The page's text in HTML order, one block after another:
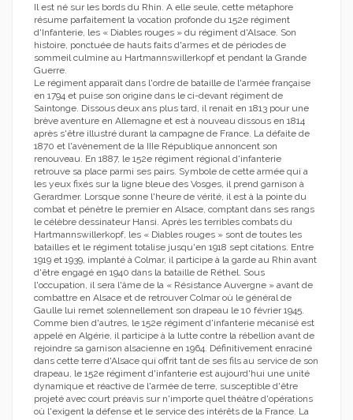
Il est né sur les bords du Rhin. A elle seule, cette métaphore
résume parfaitement la vocation profonde du 152e régiment
d'Infanterie, les « Diables rouges » du régiment d'Alsace. Son
histoire, ponctuée de hauts faits d'armes et de périodes de
sommeil culmine au Hartmannswillerkopf et pendant la Grande
Guerre.
Le régiment apparaît dans l'ordre de bataille de l'armée française
en 1794 et puise son origine dans le ci-devant régiment de
Saintonge. Dissous deux ans plus tard, il renait en 1813 pour une
brève aventure en Allemagne et est à nouveau dissous en 1814
après s'être illustré durant la campagne de France. La défaite de
1870 et l'avènement de la IIIe République annoncent son
renouveau. En 1887, le 152e régiment régional d'infanterie
retrouve sa place parmi ses pairs. Symbole de cette armée qui a
les yeux fixés sur la ligne bleue des Vosges, il prend garnison à
Gerardmer. Lorsque sonne l'heure de vérité, il est à la pointe du
combat et pénètre le premier en Alsace, comptant dans ses rangs
le célèbre dessinateur Hansi. Après les terribles combats du
Hartmannswillerkopf, les « Diables rouges » sont de toutes les
batailles et le régiment totalise jusqu'en 1918 sept citations. Entre
1919 et 1939, implanté à Colmar, il participe à la garde au Rhin avant
d'être engagé en 1940 dans la bataille de Réthel. Sous
l'occupation, il sera l'âme de la « Résistance Auvergne » avant de
combattre en Alsace et de retrouver Colmar où le général de
Gaulle lui remet solennellement son drapeau le 10 février 1945.
Comme bien d'autres, le 152e régiment d'infanterie mécanisé est
appelé en Algérie, il participe à la lutte contre la rébellion avant de
rejoindre sa garnison alsacienne en 1964. Définitivement enraciné
dans cette terre d'Alsace qui offrit tant de ses fils au service de son
drapeau, le 152e régiment d'infanterie est aujourd'hui une unité
dynamique et réactive de l'armée de terre, susceptible d'être
projeté avec court préavis sur n'importe quel théâtre d'opérations
où l'exigent la défense et le service des intérêts de la France. La